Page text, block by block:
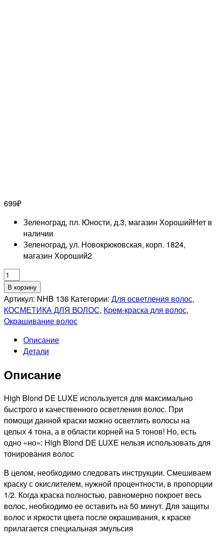
699₽
Зеленоград, пл. Юности, д.3, магазин ХорошийНет в
наличии
Зеленоград, ул. Новокрюковская, корп. 1824,
магазин Хороший2
Количество
товара
ESTEL
PROFESSIONNEL
136
LUXE
СТОЙКАЯ
КРАСКА
ВОЛОС
ЗОЛОТИСТО-
ФИОЛЕТОВЫЙ
БЛОНДИН
УЛЬТРА,
60мл
В корзину
Артикул: NHB 136 Категории: Для осветления волос,
КОСМЕТИКА ДЛЯ ВОЛОС, Крем-краска для волос,
Окрашивание волос
Описание
Детали
Описание
High Blond DE LUXE используется для максимально
быстрого и качественного осветления волос. При
помощи данной краски можно осветлить волосы на
целых 4 тона, а в области корней на 5 тонов! Но, есть
одно «но»: High Blond DE LUXE нельзя использовать для
тонирования волос
В целом, необходимо следовать инструкции. Смешиваем
краску с окислителем, нужной процентности, в пропорции
1/2. Когда краска полностью, равномерно покроет весь
волос, необходимо ее оставить на 50 минут. Для защиты
волос и яркости цвета после окрашивания, к краске
прилагается специальная эмульсия